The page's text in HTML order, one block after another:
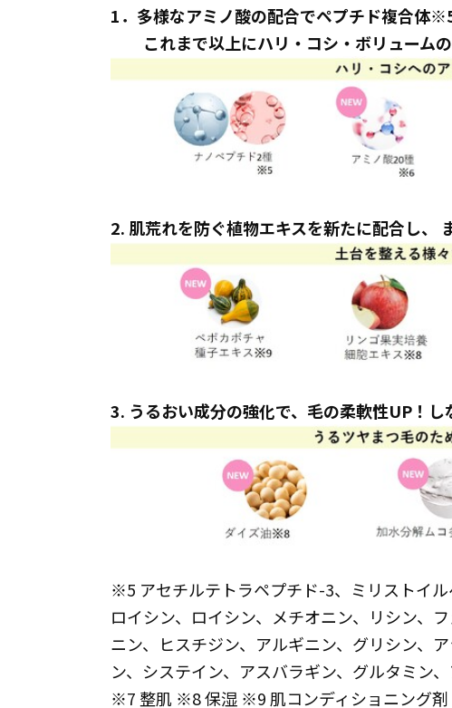
1．多様なアミノ酸の配合でペプチド複合体
これまで以上にハリ・コシ・ボリュームの
2. 肌荒れを防ぐ植物エキスを新たに配合し、
3. うるおい成分の強化で、毛の柔軟性UP！し
※5 アセチルテトラペプチド-3、ミリストイ
ロイシン、ロイシン、メチオニン、リシン、
ニン、ヒスチジン、アルギニン、グリシン、
ン、システイン、アスバラギン、グルタミン
※7 整肌 ※8 保湿 ※9 肌コンディショニング剤